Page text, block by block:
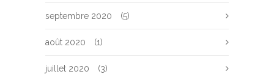
septembre 2020 (5)
août 2020 (1)
juillet 2020 (3)